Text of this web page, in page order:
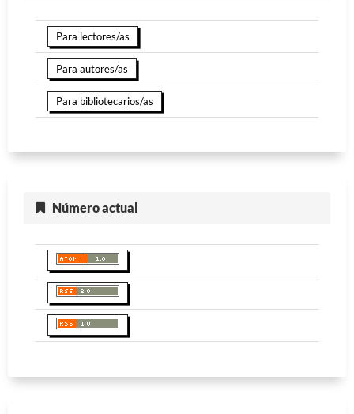
Para lectores/as
Para autores/as
Para bibliotecarios/as
Número actual